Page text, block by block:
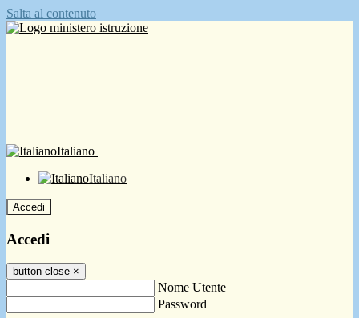
Salta al contenuto
Italiano
Italiano
Accedi
Accedi
button close ×
Nome Utente
Password